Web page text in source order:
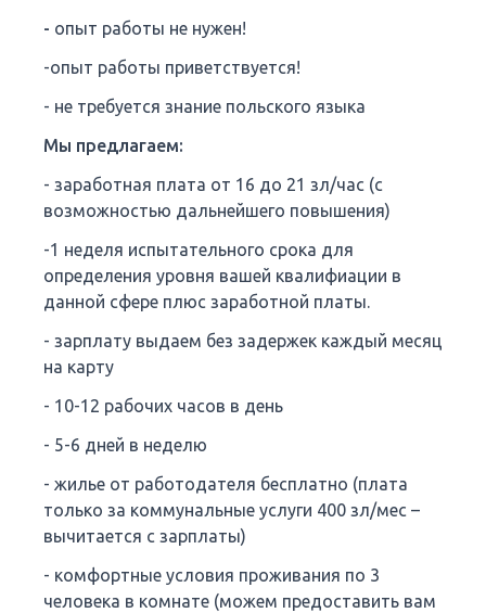
- опыт работы не нужен!
-опыт работы приветствуется!
- не требуется знание польского языка
Мы предлагаем:
- заработная плата от 16 до 21 зл/час (с
возможностью дальнейшего повышения)
-1 неделя испытательного срока для
определения уровня вашей квалифиации в
данной сфере плюс заработной платы.
- зарплату выдаем без задержек каждый месяц
на карту
- 10-12 рабочих часов в день
- 5-6 дней в неделю
- жилье от работодателя бесплатно (плата
только за коммунальные услуги 400 зл/мес –
вычитается с зарплаты)
- комфортные условия проживания по 3
человека в комнате (можем предоставить вам